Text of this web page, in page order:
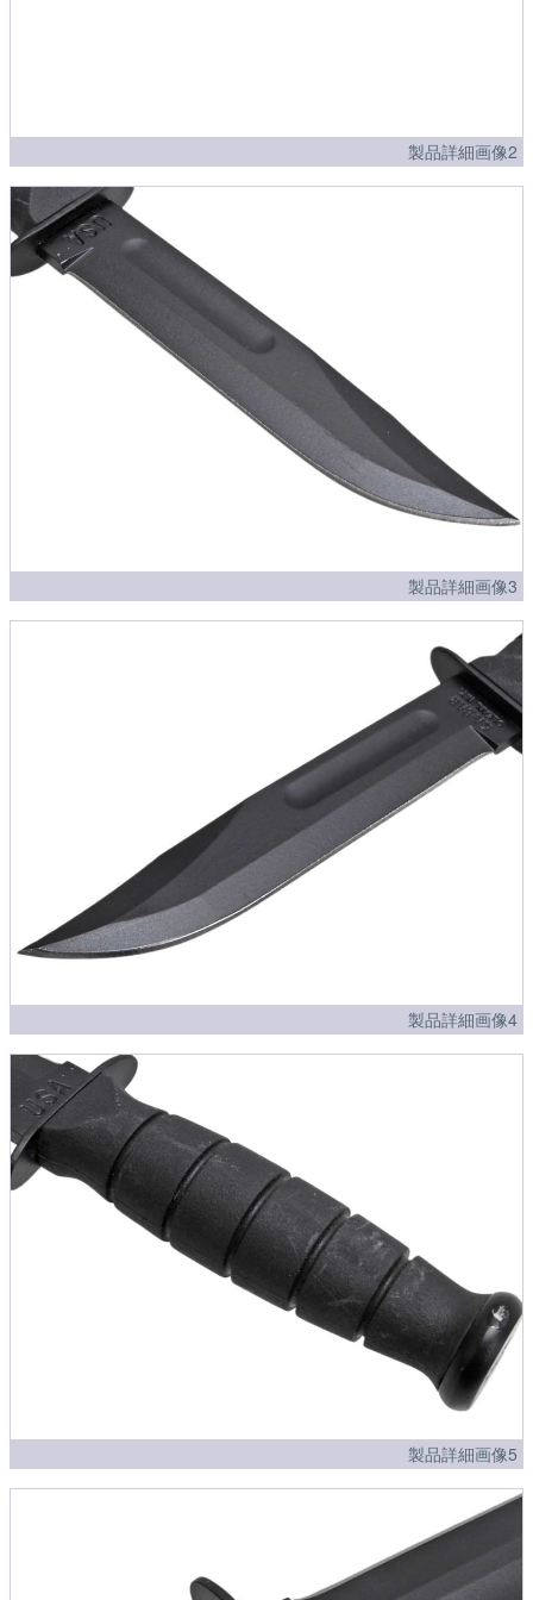
製品詳細画像2
製品詳細画像3
製品詳細画像4
製品詳細画像5